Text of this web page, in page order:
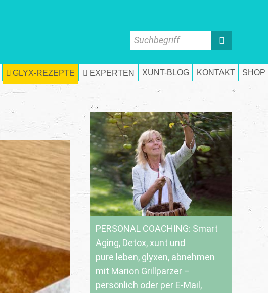
GLYX-REZEPTE EXPERTEN XUNT-BLOG KONTAKT SHOP
Suchbegriff
PERSONAL COACHING: Smart
Aging, Detox, xunt und
pure leben, glyxen, abnehmen
mit Marion Grillparzer –
persönlich oder per E-Mail,